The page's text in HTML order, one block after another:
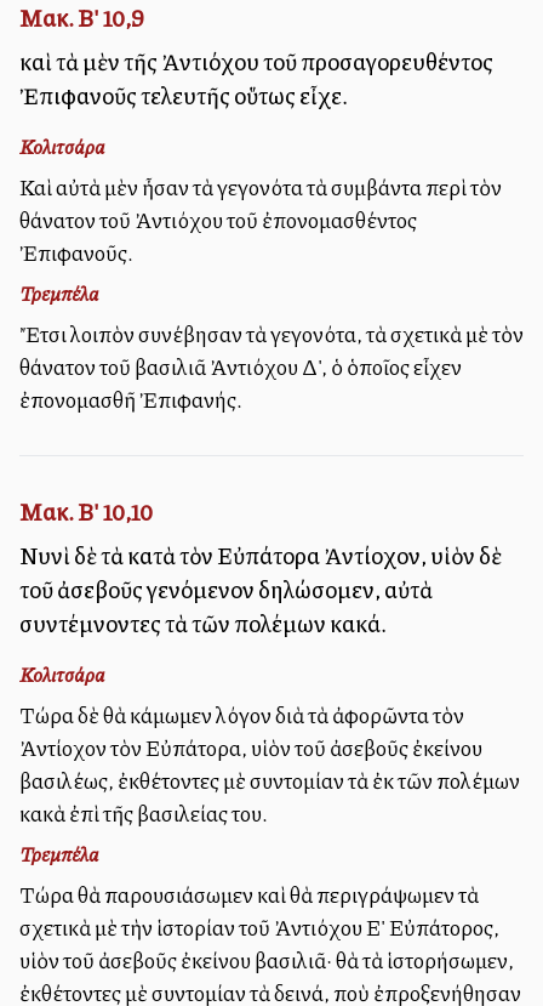
Μακ. Β' 10,9
καὶ τὰ μὲν τῆς Ἀντιόχου τοῦ προσαγορευθέντος
Ἐπιφανοῦς τελευτῆς οὕτως εἶχε.
Κολιτσάρα
Καὶ αὐτὰ μὲν ἦσαν τὰ γεγονότα τὰ συμβάντα περὶ τὸν
θάνατον τοῦ Ἀντιόχου τοῦ ἐπονομασθέντος
Ἐπιφανοῦς.
Τρεμπέλα
Ἔτσι λοιπὸν συνέβησαν τὰ γεγονότα, τὰ σχετικὰ μὲ τὸν
θάνατον τοῦ βασιλιᾶ Ἀντιόχου Δ', ὁ ὁποῖος εἶχεν
ἐπονομασθῆ Ἐπιφανής.
Μακ. Β' 10,10
Νυνὶ δὲ τὰ κατὰ τὸν Εὐπάτορα Ἀντίοχον, υἱὸν δὲ
τοῦ ἀσεβοῦς γενόμενον δηλώσομεν, αὐτὰ
συντέμνοντες τὰ τῶν πολέμων κακά.
Κολιτσάρα
Τώρα δὲ θὰ κάμωμεν λόγον διὰ τὰ ἀφορῶντα τὸν
Ἀντίοχον τὸν Εὐπάτορα, υἱὸν τοῦ ἀσεβοῦς ἐκείνου
βασιλέως, ἐκθέτοντες μὲ συντομίαν τὰ ἐκ τῶν πολέμων
κακὰ ἐπὶ τῆς βασιλείας του.
Τρεμπέλα
Τώρα θὰ παρουσιάσωμεν καὶ θὰ περιγράψωμεν τὰ
σχετικὰ μὲ τὴν ἱστορίαν τοῦ Ἀντιόχου Ε' Εὐπάτορος,
υἱὸν τοῦ ἀσεβοῦς ἐκείνου βασιλιᾶ· θὰ τὰ ἱστορήσωμεν,
ἐκθέτοντες μὲ συντομίαν τὰ δεινά, ποὺ ἐπροξενήθησαν